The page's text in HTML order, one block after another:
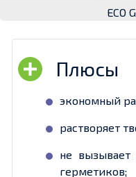
ECO
экономный
растворяет
не вызывает
герметиков;